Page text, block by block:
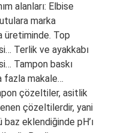
alanları: Elbise
marka
üretiminde. Top
Terlik ve ayakkabı
Tampon baskı
fazla makale…
çözeltiler, asitlik
çözeltilerdir, yani
eklendiğinde pH’ı